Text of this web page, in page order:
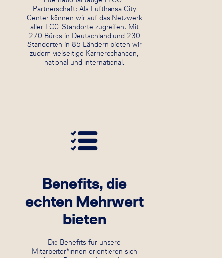
Partnerschaft: Als Lufthansa City
Center können wir auf das Netzwerk
aller LCC-Standorte zugreifen. Mit
270 Büros in Deutschland und 230
Standorten in 85 Ländern bieten wir
zudem vielseitige Karrierechancen,
national und international.
Benefits, die
echten Mehrwert
bieten
Die Benefits für unsere
Mitarbeiter*innen orientieren sich